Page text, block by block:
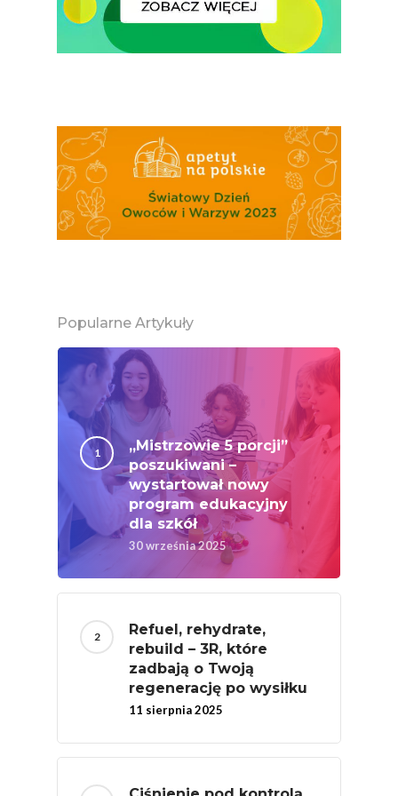
Popularne Artykuły
„Mistrzowie 5 porcji”
poszukiwani –
wystartował nowy
program edukacyjny
dla szkół
30 września 2025
Refuel, rehydrate,
rebuild – 3R, które
zadbają o Twoją
regenerację po wysiłku
11 sierpnia 2025
Jabłka
5 Porcji Warzyw,
Narodowe Badania
Konsumpcji Warzyw
Owoców
Nutriscore Fakty
Nich Największa
Skrywa!
Festiwal Młody
Ziemniak
Jemy Eko Warzywa I
Owoce
Polskie Forum
Ekologicznej
Chrup Owoce, Jedz
Świetnie Wpływa
Warzywa I Owoce
Super Moce
Związek Zawodowy
Rolników Ojczyzna